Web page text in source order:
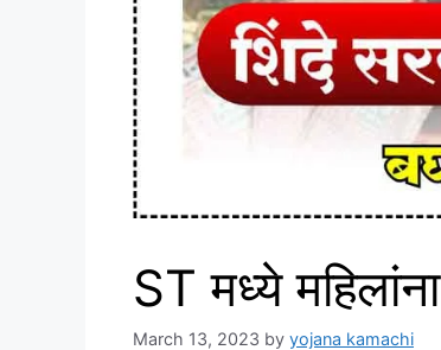
ST मध्ये
March 13, 2023 by yojana kamachi